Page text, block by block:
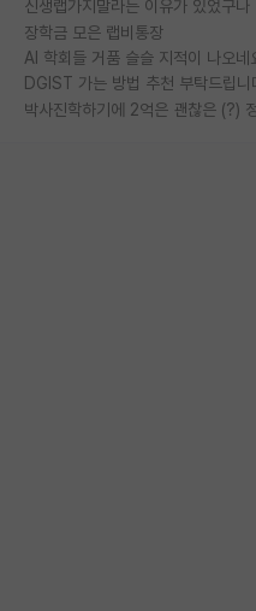
신생랩가지말라는 이유가 있었구나
장학금 모은 랩비통장
AI 학회들 거품 슬슬 지적이 나오네
DGIST 가는 방법 추천 부탁드립니